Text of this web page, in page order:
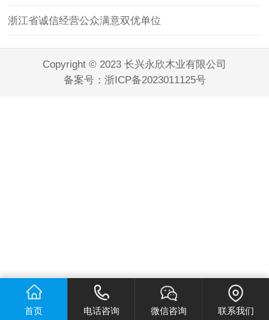
浙江省诚信经营公众满意双优单位
Copyright © 2023 长兴永欣木业有限公司
备案号： 浙ICP备2023011125号
首页 电话咨询 微信咨询 联系我们